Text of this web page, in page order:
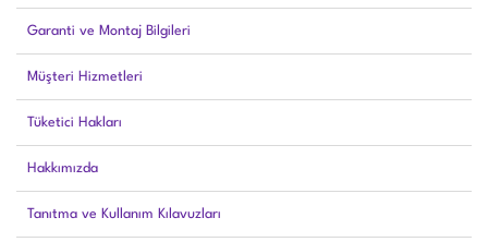
Garanti ve Montaj Bilgileri
Müşteri Hizmetleri
Tüketici Hakları
Hakkımızda
Tanıtma ve Kullanım Kılavuzları